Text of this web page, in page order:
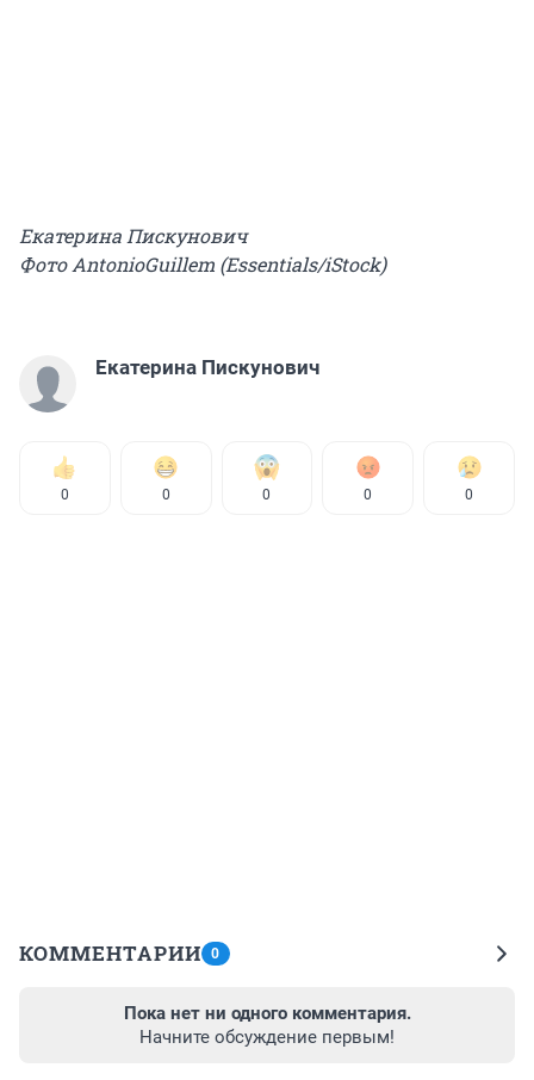
Екатерина Пискунович
Фото AntonioGuillem (Essentials/iStock)
Екатерина Пискунович
0 0 0 0 0
КОММЕНТАРИИ 0
Пока нет ни одного комментария.
Начните обсуждение первым!